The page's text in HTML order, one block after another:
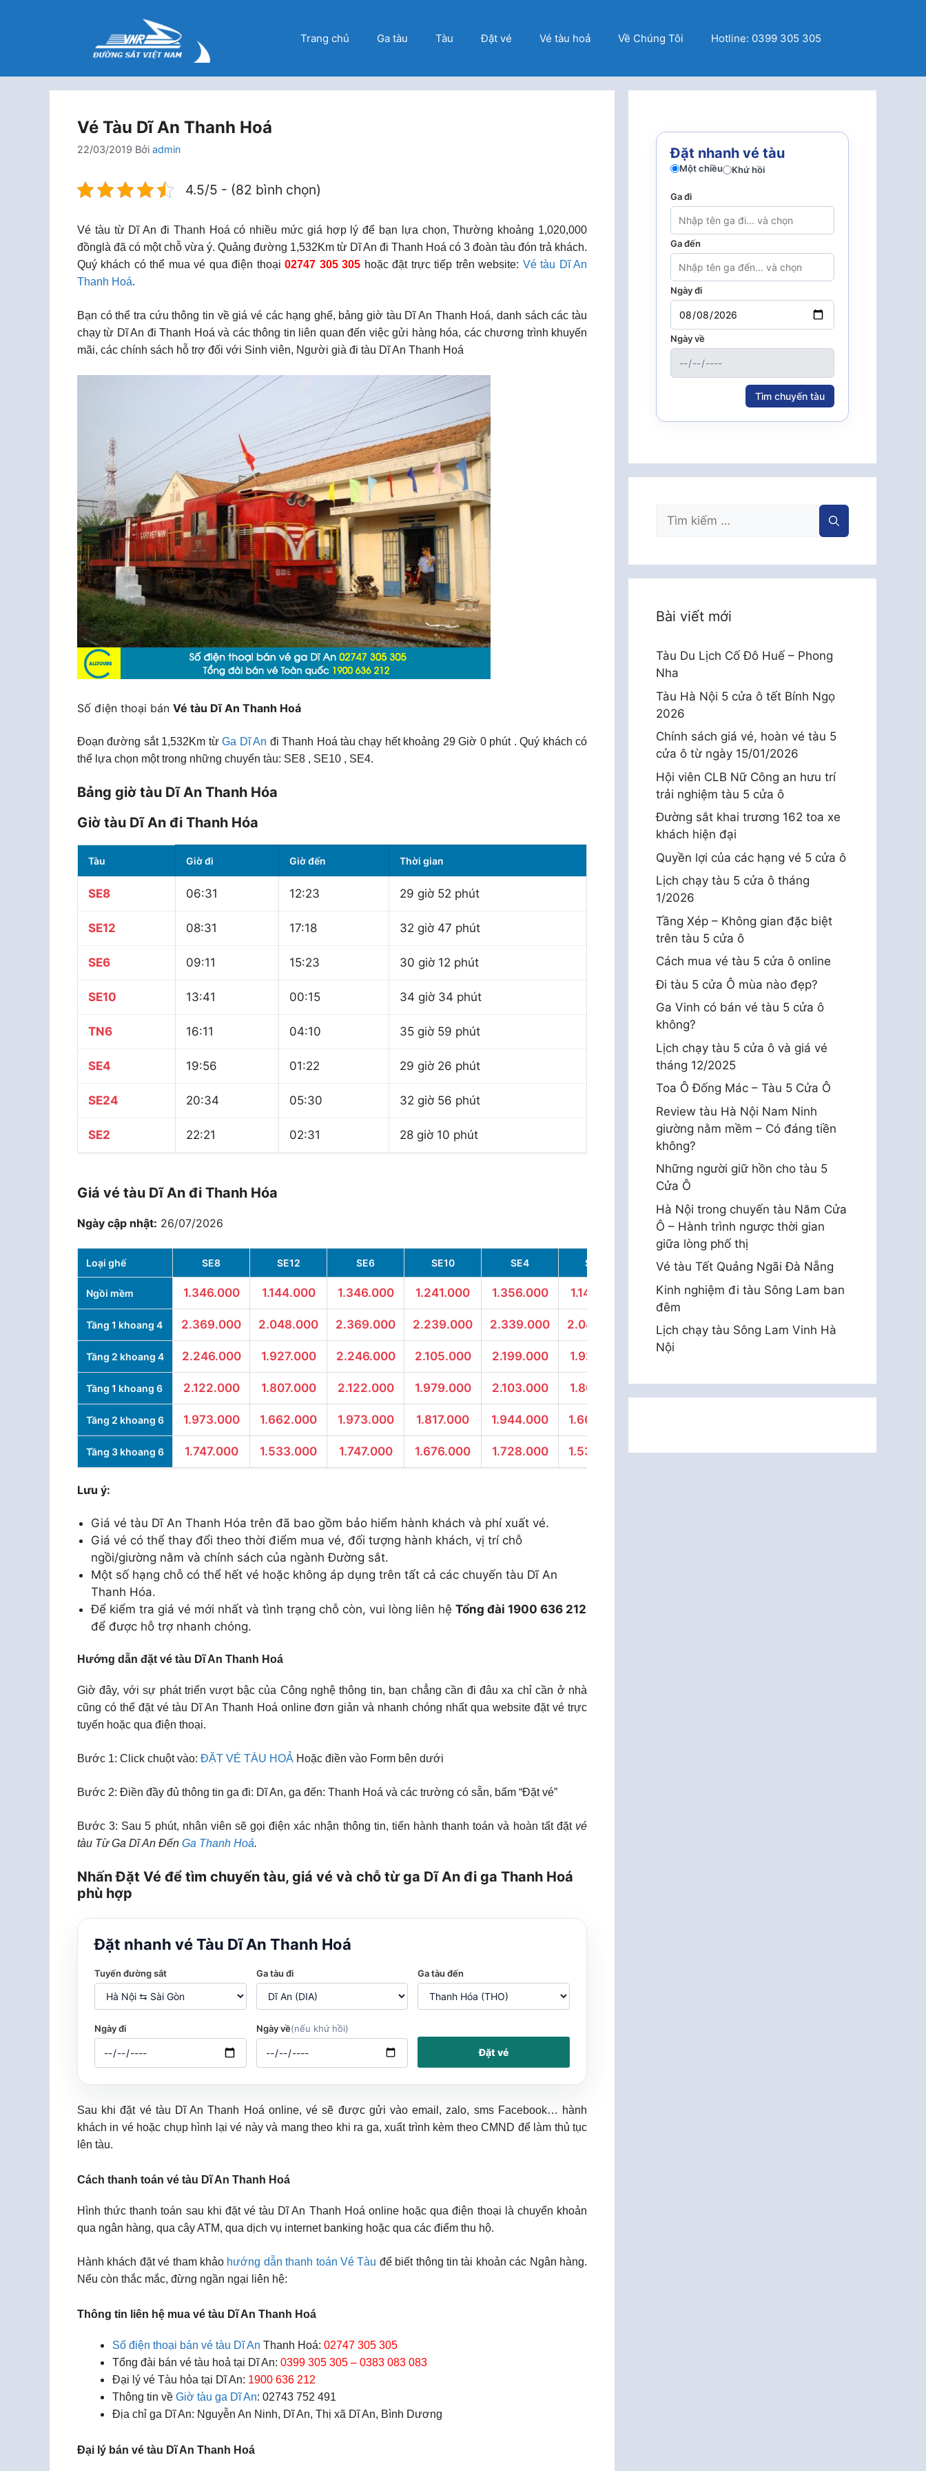
Trang chủ Ga tàu Tàu Đặt vé Vé tàu hoả Về Chúng Tôi Hotline: 0399 305 305
Vé Tàu Dĩ An Thanh Hoá
22/03/2019 Bởi admin
4.5/5 - (82 bình chọn)
Vé tàu từ Dĩ An đi Thanh Hoá có nhiều mức giá hợp lý để bạn lựa chọn, Thường khoảng 1,020,000
đồnglà đã có một chỗ vừa ý. Quảng đường 1,532Km từ Dĩ An đi Thanh Hoá có 3 đoàn tàu đón trả khách.
Quý khách có thể mua vé qua điện thoại02747 305 305 hoặc đặt trực tiếp trên website: Vé tàu Dĩ An
Thanh Hoá.
Bạn có thể tra cứu thông tin về giá vé các hạng ghế, bảng giờ tàu Dĩ An Thanh Hoá, danh sách các tàu
chạy từ Dĩ An đi Thanh Hoá và các thông tin liên quan đến việc gửi hàng hóa, các chương trình khuyến
mãi, các chính sách hỗ trợ đối với Sinh viên, Người già đi tàu Dĩ An Thanh Hoá
Số điện thoại bán Vé tàu Dĩ An Thanh Hoá
Đoạn đường sắt 1,532Km từGa Dĩ An đi Thanh Hoá tàu chạy hết khoảng 29 Giờ 0 phút . Quý khách có
thể lựa chọn một trong những chuyến tàu: SE8 , SE10 , SE4.
Bảng giờ tàu Dĩ An Thanh Hóa
Giờ tàu Dĩ An đi Thanh Hóa
Tàu Giờ đi Giờ đến Thời gian
SE8 06:31 12:23 29 giờ 52 phút
SE12 08:31 17:18 32 giờ 47 phút
SE6 09:11 15:23 30 giờ 12 phút
SE10 13:41 00:15 34 giờ 34 phút
TN6 16:11 04:10 35 giờ 59 phút
SE4 19:56 01:22 29 giờ 26 phút
SE24 20:34 05:30 32 giờ 56 phút
SE2 22:21 02:31 28 giờ 10 phút
Giá vé tàu Dĩ An đi Thanh Hóa
Ngày cập nhật: 26/07/2026
Loại ghế SE8 SE12 SE6 SE10 SE4 SE24 SE2
Ngồi mềm 1.346.000 1.144.000 1.346.000 1.241.000 1.356.000 1.144.000 1.356.000
Tầng 1 khoang 4 2.369.000 2.048.000 2.369.000 2.239.000 2.339.000 2.048.000 2.339.000
Tầng 2 khoang 4 2.246.000 1.927.000 2.246.000 2.105.000 2.199.000 1.927.000 2.199.000
Tầng 1 khoang 6 2.122.000 1.807.000 2.122.000 1.979.000 2.103.000 1.807.000 2.103.000
Tầng 2 khoang 6 1.973.000 1.662.000 1.973.000 1.817.000 1.944.000 1.662.000
Tầng 3 khoang 6 1.747.000 1.533.000 1.747.000 1.676.000 1.728.000 1.533.000 1.728.000
Lưu ý:
Giá vé tàu Dĩ An Thanh Hóa trên đã bao gồm bảo hiểm hành khách và phí xuất vé.
Giá vé có thể thay đổi theo thời điểm mua vé, đối tượng hành khách, vị trí chỗ
ngồi/giường nằm và chính sách của ngành Đường sắt.
Một số hạng chỗ có thể hết vé hoặc không áp dụng trên tất cả các chuyến tàu Dĩ An
Thanh Hóa.
Để kiểm tra giá vé mới nhất và tình trạng chỗ còn, vui lòng liên hệ Tổng đài 1900 636 212
để được hỗ trợ nhanh chóng.
Hướng dẫn đặt vé tàu Dĩ An Thanh Hoá
Giờ đây, với sự phát triển vượt bậc của Công nghệ thông tin, bạn chẳng cần đi đâu xa chỉ cần ở nhà
cũng có thể đặt vé tàu Dĩ An Thanh Hoá online đơn giản và nhanh chóng nhất qua website đặt vé trực
tuyến hoặc qua điện thoại.
Bước 1: Click chuột vào: ĐẶT VÉ TÀU HOẢ Hoặc điền vào Form bên dưới
Bước 2: Điền đầy đủ thông tin ga đi: Dĩ An, ga đến: Thanh Hoá và các trường có sẵn, bấm “Đặt vé”
Bước 3: Sau 5 phút, nhân viên sẽ gọi điện xác nhận thông tin, tiến hành thanh toán và hoàn tất đặt vé
tàu Từ Ga Dĩ An Đến Ga Thanh Hoá.
Nhấn Đặt Vé để tìm chuyến tàu, giá vé và chỗ từ ga Dĩ An đi ga Thanh Hoá
phù hợp
Đặt nhanh vé Tàu Dĩ An Thanh Hoá
Tuyến đường sắt Ga tàu đi Ga tàu đến
Ngày đi Ngày về(nếu khứ hồi)
Đặt vé
Sau khi đặt vé tàu Dĩ An Thanh Hoá online, vé sẽ được gửi vào email, zalo, sms Facebook… hành
khách in vé hoặc chụp hình lại vé này và mang theo khi ra ga, xuất trình kèm theo CMND để làm thủ tục
lên tàu.
Cách thanh toán vé tàu Dĩ An Thanh Hoá
Hình thức thanh toán sau khi đặt vé tàu Dĩ An Thanh Hoá online hoặc qua điện thoại là chuyển khoản
qua ngân hàng, qua cây ATM, qua dịch vụ internet banking hoặc qua các điểm thu hộ.
Hành khách đặt vé tham khảo hướng dẫn thanh toán Vé Tàu để biết thông tin tài khoản các Ngân hàng.
Nếu còn thắc mắc, đừng ngần ngại liên hệ:
Thông tin liên hệ mua vé tàu Dĩ An Thanh Hoá
Số điện thoại bán vé tàu Dĩ An Thanh Hoá: 02747 305 305
Tổng đài bán vé tàu hoả tại Dĩ An: 0399 305 305 – 0383 083 083
Đại lý vé Tàu hỏa tại Dĩ An: 1900 636 212
Thông tin về Giờ tàu ga Dĩ An: 02743 752 491
Địa chỉ ga Dĩ An: Nguyễn An Ninh, Dĩ An, Thị xã Dĩ An, Bình Dương
Đại lý bán vé tàu Dĩ An Thanh Hoá
Đặt nhanh vé tàu
Một chiều Khứ hồi
Ga đi
Ga đến
Ngày đi
Ngày về
Tìm chuyến tàu
Tìm
Bài viết mới
Tàu Du Lịch Cố Đô Huế – Phong
Nha
Tàu Hà Nội 5 cửa ô tết Bính Ngọ
2026
Chính sách giá vé, hoàn vé tàu 5
cửa ô từ ngày 15/01/2026
Hội viên CLB Nữ Công an hưu trí
trải nghiệm tàu 5 cửa ô
Đường sắt khai trương 162 toa xe
khách hiện đại
Quyền lợi của các hạng vé 5 cửa ô
Lịch chạy tàu 5 cửa ô tháng
1/2026
Tầng Xép – Không gian đặc biệt
trên tàu 5 cửa ô
Cách mua vé tàu 5 cửa ô online
Đi tàu 5 cửa Ô mùa nào đẹp?
Ga Vinh có bán vé tàu 5 cửa ô
không?
Lịch chạy tàu 5 cửa ô và giá vé
tháng 12/2025
Toa Ô Đống Mác – Tàu 5 Cửa Ô
Review tàu Hà Nội Nam Ninh
giường nằm mềm – Có đáng tiền
không?
Những người giữ hồn cho tàu 5
Cửa Ô
Hà Nội trong chuyến tàu Năm Cửa
Ô – Hành trình ngược thời gian
giữa lòng phố thị
Vé tàu Tết Quảng Ngãi Đà Nẵng
Kinh nghiệm đi tàu Sông Lam ban
đêm
Lịch chạy tàu Sông Lam Vinh Hà
Nội